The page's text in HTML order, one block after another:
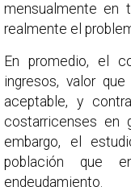
mensualmente en
realmente el
En promedio, el
ingresos, valor
aceptable, y
costarricenses en
embargo, el
población que
endeudamiento.